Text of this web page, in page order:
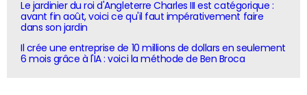
Le jardinier du roi d'Angleterre Charles III est catégorique :
avant fin août, voici ce qu'il faut impérativement faire
dans son jardin
Il crée une entreprise de 10 millions de dollars en seulement
6 mois grâce à l'IA : voici la méthode de Ben Broca